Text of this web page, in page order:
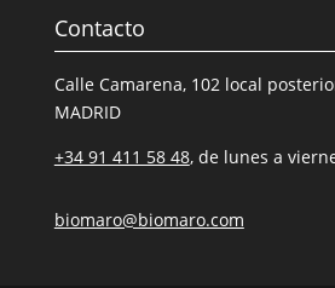
Contacto
Calle Camarena, 102 local
MADRID
+34 91 411 58 48, de lunes a
biomaro@biomaro.com